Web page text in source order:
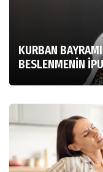
KURBAN
BESLENMENİN